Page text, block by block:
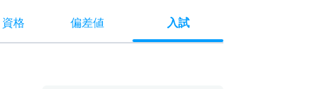
資格 偏差値 入試